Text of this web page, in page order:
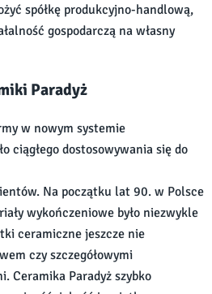
spółkę produkcyjno-handlową,
gospodarczą na własny
Paradyż
w nowym systemie
ciągłego dostosowywania się do
Na początku lat 90. w Polsce
wykończeniowe było niezwykle
ceramiczne jeszcze nie
czy szczegółowymi
Ceramika Paradyż szybko